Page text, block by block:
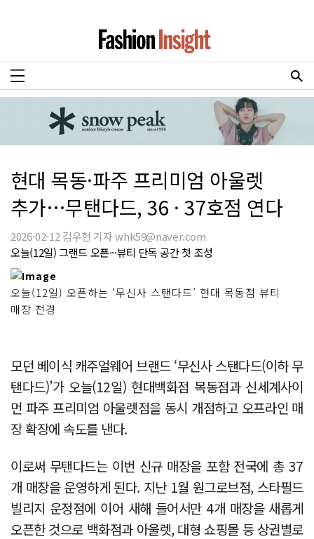
현대 목동·파주 프리미엄 아울렛
추가…무탠다드, 36 · 37호점 연다
2026-02-12 김우현 기자 whk59@naver.com
오늘(12일) 그랜드 오픈···뷰티 단독 공간 첫 조성
오늘(12일) 오픈하는 ‘무신사 스탠다드’ 현대 목동점 뷰티
매장 전경
모던 베이식 캐주얼웨어 브랜드 ‘무신사 스탠다드(이하 무
탠다드)’가 오늘(12일) 현대백화점 목동점과 신세계사이
먼 파주 프리미엄 아울렛점을 동시 개점하고 오프라인 매
장 확장에 속도를 낸다.
이로써 무탠다드는 이번 신규 매장을 포함 전국에 총 37
개 매장을 운영하게 된다. 지난 1월 원그로브점, 스타필드
빌리지 운정점에 이어 새해 들어서만 4개 매장을 새롭게
오픈한 것으로 백화점과 아울렛, 대형 쇼핑몰 등 상권별로